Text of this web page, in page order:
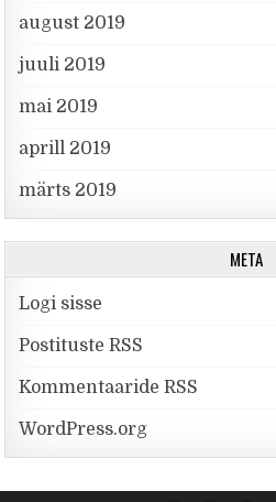
august 2019
juuli 2019
mai 2019
aprill 2019
märts 2019
META
Logi sisse
Postituste RSS
Kommentaaride RSS
WordPress.org